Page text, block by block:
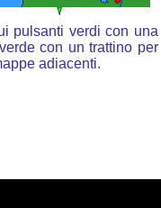
pulsanti verdi con una
con un trattino per
adiacenti.